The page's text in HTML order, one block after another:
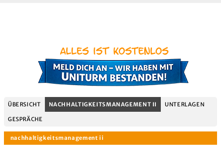
ÜBERSICHT NACHHALTIGKEITSMANAGEMENT II UNTERLAGEN
GESPRÄCHE